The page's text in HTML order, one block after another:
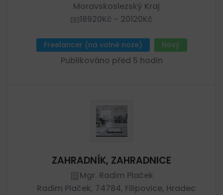
Moravskoslezský Kraj
18920Kč - 20120Kč
Freelancer (na volné noze) Nový
Publikováno před 5 hodin
ZAHRADNÍK, ZAHRADNICE
Mgr. Radim Plaček
Radim Plaček, 74784, Filipovice, Hradec